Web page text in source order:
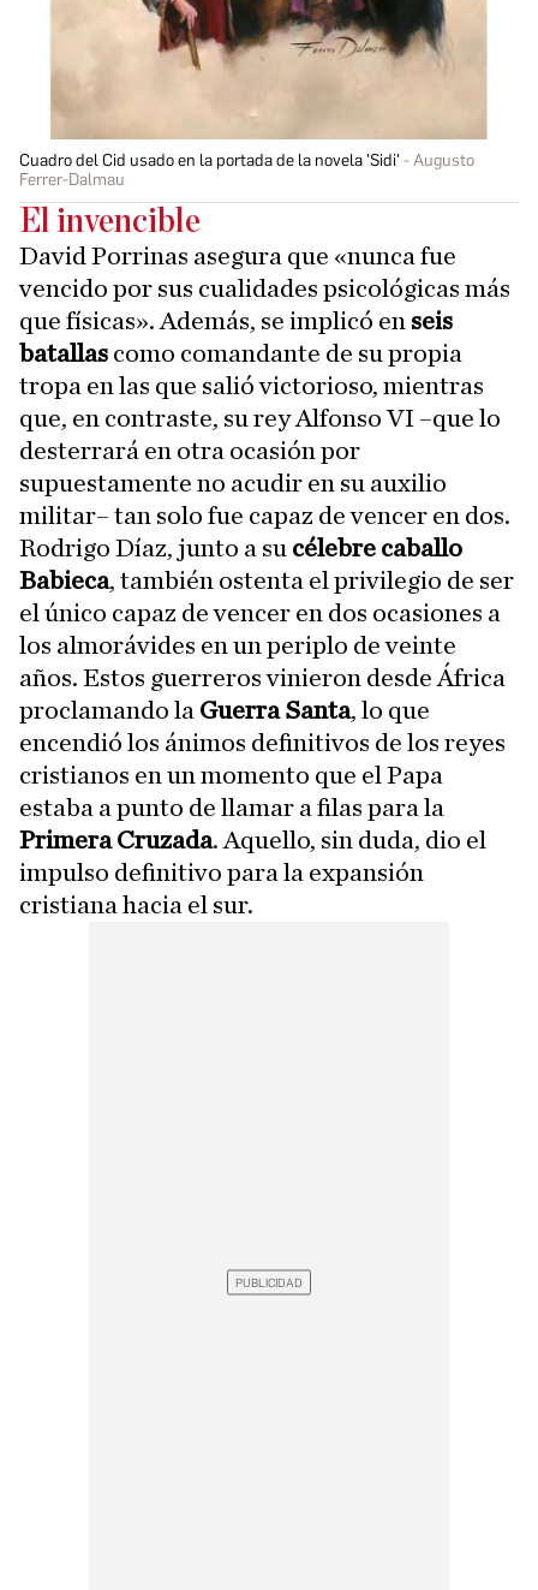
Cuadro del Cid usado en la portada de la novela 'Sidi'
Augusto
Ferrer-Dalmau
El invencible
David Porrinas asegura que «nunca fue
vencido por sus cualidades psicológicas más
que físicas». Además, se implicó en seis
batallas como comandante de su propia
tropa en las que salió victorioso, mientras
que, en contraste, su rey Alfonso VI –que lo
desterrará en otra ocasión por
supuestamente no acudir en su auxilio
militar– tan solo fue capaz de vencer en dos.
Rodrigo Díaz, junto a su célebre caballo
Babieca, también ostenta el privilegio de ser
el único capaz de vencer en dos ocasiones a
los almorávides en un periplo de veinte
años. Estos guerreros vinieron desde África
proclamando la Guerra Santa, lo que
encendió los ánimos definitivos de los reyes
cristianos en un momento que el Papa
estaba a punto de llamar a filas para la
Primera Cruzada. Aquello, sin duda, dio el
impulso definitivo para la expansión
cristiana hacia el sur.